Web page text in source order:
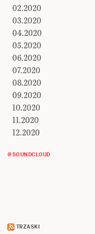
02.2020
03.2020
04.2020
05.2020
06.2020
07.2020
08.2020
09.2020
10.2020
11.2020
12.2020
@SOUNDCLOUD
TRZASKI